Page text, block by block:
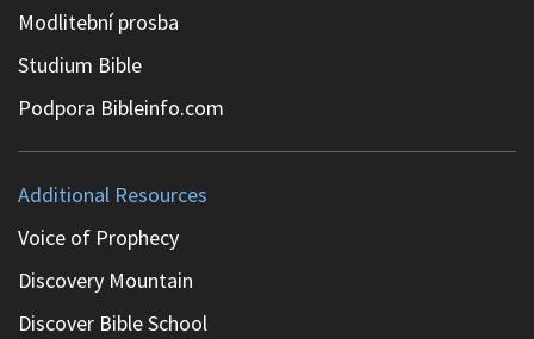
Modlitební prosba
Studium Bible
Podpora Bibleinfo.com
Additional Resources
Voice of Prophecy
Discovery Mountain
Discover Bible School